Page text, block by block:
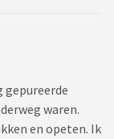
waren.
en opeten. Ik